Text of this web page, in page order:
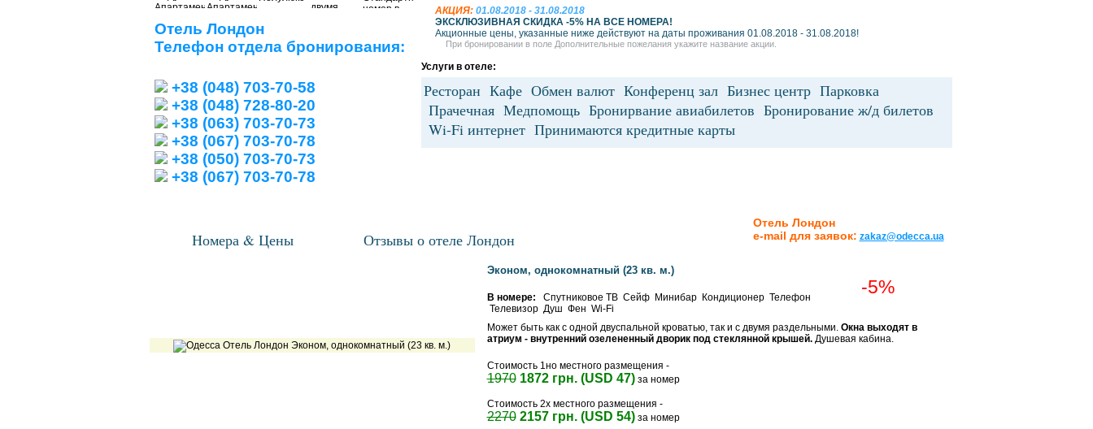
Отель Лондон
Телефон отдела бронирования:
+38 (048) 703-70-58
+38 (048) 728-80-20
+38 (063) 703-70-73
+38 (067) 703-70-78
+38 (050) 703-70-73
+38 (067) 703-70-78
АКЦИЯ: 01.08.2018 - 31.08.2018
ЭКСКЛЮЗИВНАЯ СКИДКА -5% НА ВСЕ НОМЕРА!
Акционные цены, указанные ниже действуют на даты проживания 01.08.2018 - 31.08.2018!
При бронировании в поле Дополнительные пожелания укажите название акции.
Услуги в отеле:
Ресторан Кафе Обмен валют Конференц зал Бизнес центр Парковка
Прачечная Медпомощь Бронирвание авиабилетов Бронирование ж/д билетов
Wi-Fi интернет Принимаются кредитные карты
Номера & Цены Отзывы о отеле Лондон
Отель Лондон
e-mail для заявок: zakaz@odecca.ua
Эконом, однокомнатный (23 кв. м.)
-5%
В номере:
Спутниковое ТВ Сейф Минибар Кондиционер Телефон
Телевизор Душ Фен Wi-Fi
Может быть как с одной двуспальной кроватью, так и с двумя раздельными. Окна выходят в
атриум - внутренний озелененный дворик под стеклянной крышей.Душевая кабина.
Стоимость 1но местного размещения -
1970 1872 грн. (USD 47)за номер
Стоимость 2х местного размещения -
2270 2157 грн. (USD 54)за номер